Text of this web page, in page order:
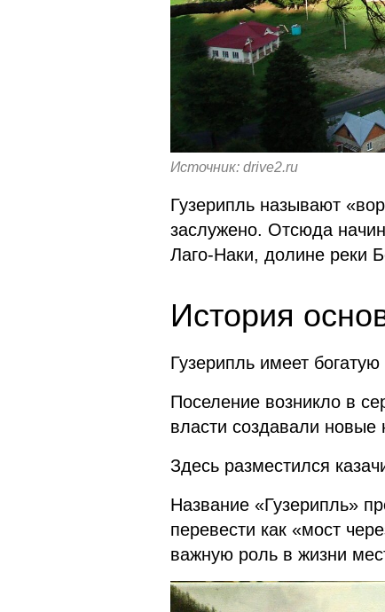
Источник: drive2.ru
Гузерипль называют
заслужено. Отсюда
Лаго-Наки, долине реки
История
Гузерипль имеет
Поселение возникло в
власти создавали
Здесь разместился
Название «Гузерипль»
перевести как «мост
важную роль в жизни